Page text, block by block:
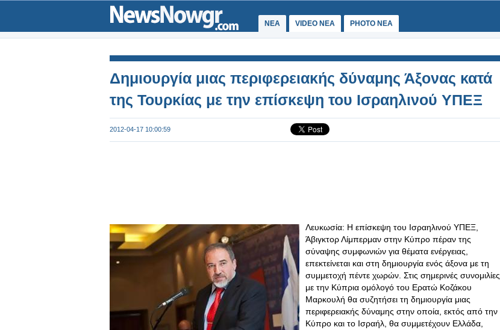
ΝΕΑ VIDEO NEA PHOTO NEA
Δημιουργία μιας περιφερειακής δύναμης Άξονας κατά
της Τουρκίας με την επίσκεψη του Ισραηλινού ΥΠΕΞ
2012-04-17 10:00:59
Λευκωσία: Η επίσκεψη του Ισραηλινού ΥΠΕΞ,
Άβιγκτορ Λίμπερμαν στην Κύπρο πέραν της
σύναψης συμφωνιών για θέματα ενέργειας,
επεκτείνεται και στη δημιουργία ενός άξονα με τη
συμμετοχή πέντε χωρών. Στις σημερινές συνομιλίες
με την Κύπρια ομόλογό του Ερατώ Κοζάκου
Μαρκουλή θα συζητήσει τη δημιουργία μιας
περιφερειακής δύναμης στην οποία, εκτός από την
Κύπρο και το Ισραήλ, θα συμμετέχουν Ελλάδα,